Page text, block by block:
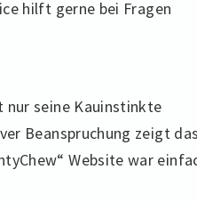
hilft gerne bei Fragen
nur seine Kauinstinkte
Beanspruchung zeigt
Website war